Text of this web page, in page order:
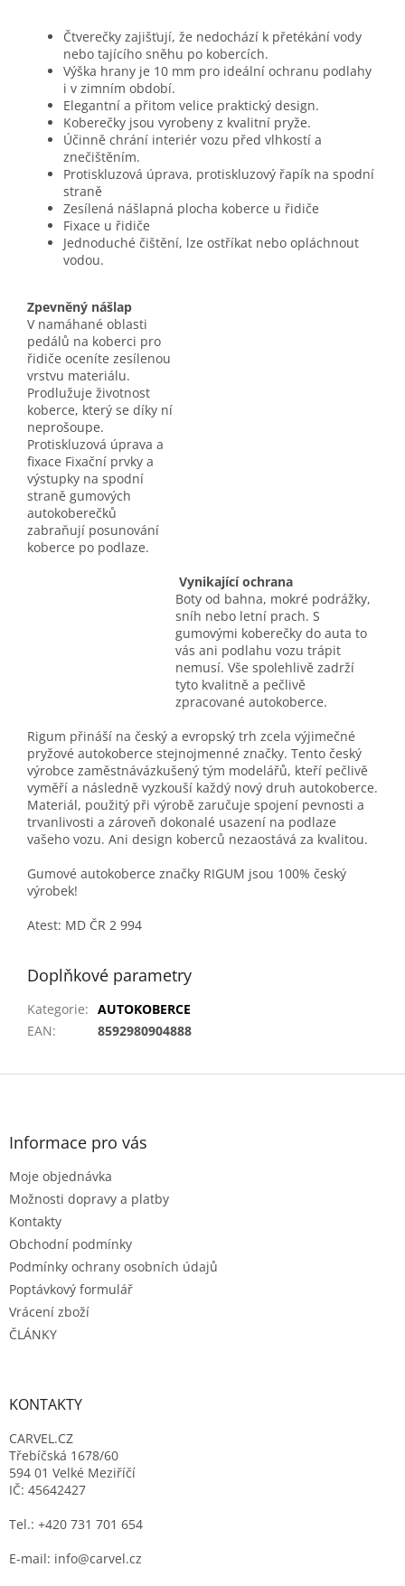
Čtverečky zajišťují, že nedochází k přetékání vody
nebo tajícího sněhu po kobercích.
Výška hrany je 10 mm pro ideální ochranu podlahy
i v zimním období.
Elegantní a přitom velice praktický design.
Koberečky jsou vyrobeny z kvalitní pryže.
Účinně chrání interiér vozu před vlhkostí a
znečištěním.
Protiskluzová úprava, protiskluzový řapík na spodní
straně
Zesílená nášlapná plocha koberce u řidiče
Fixace u řidiče
Jednoduché čištění, lze ostříkat nebo opláchnout
vodou.
Zpevněný nášlap
V namáhané oblasti
pedálů na koberci pro
řidiče oceníte zesílenou
vrstvu materiálu.
Prodlužuje životnost
koberce, který se díky ní
neprošoupe.
Protiskluzová úprava a
fixace Fixační prvky a
výstupky na spodní
straně gumových
autokoberečků
zabraňují posunování
koberce po podlaze.
Vynikající ochrana
Boty od bahna, mokré podrážky,
sníh nebo letní prach. S
gumovými koberečky do auta to
vás ani podlahu vozu trápit
nemusí. Vše spolehlivě zadrží
tyto kvalitně a pečlivě
zpracované autokoberce.
Rigum přináší na český a evropský trh zcela výjimečné
pryžové autokoberce stejnojmenné značky. Tento český
výrobce zaměstnávázkušený tým modelářů, kteří pečlivě
vyměří a následně vyzkouší každý nový druh autokoberce.
Materiál, použitý při výrobě zaručuje spojení pevnosti a
trvanlivosti a zároveň dokonalé usazení na podlaze
vašeho vozu. Ani design koberců nezaostává za kvalitou.
Gumové autokoberce značky RIGUM jsou 100% český
výrobek!
Atest: MD ČR 2 994
Doplňkové parametry
Kategorie: AUTOKOBERCE
EAN: 8592980904888
Z
Informace pro vás
Moje objednávka
Možnosti dopravy a platby
Kontakty
Obchodní podmínky
Podmínky ochrany osobních údajů
Poptávkový formulář
Vrácení zboží
ČLÁNKY
KONTAKTY
CARVEL.CZ
Třebíčská 1678/60
594 01 Velké Meziříčí
IČ: 45642427
Tel.: +420 731 701 654
E-mail: info@carvel.cz